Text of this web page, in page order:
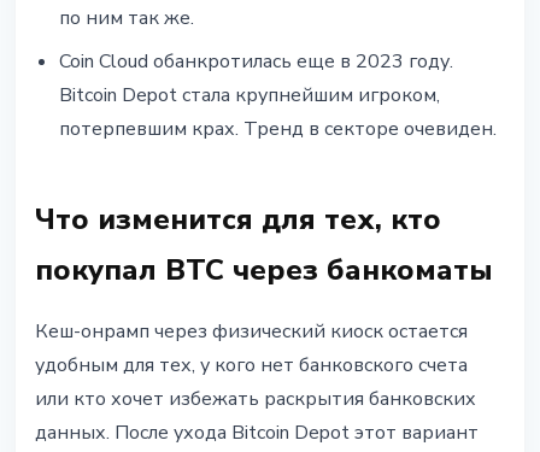
по ним так же.
Coin Cloud обанкротилась еще в 2023 году.
Bitcoin Depot стала крупнейшим игроком,
потерпевшим крах. Тренд в секторе очевиден.
Что изменится для тех, кто
покупал BTC через банкоматы
Кеш-онрамп через физический киоск остается
удобным для тех, у кого нет банковского счета
или кто хочет избежать раскрытия банковских
данных. После ухода Bitcoin Depot этот вариант